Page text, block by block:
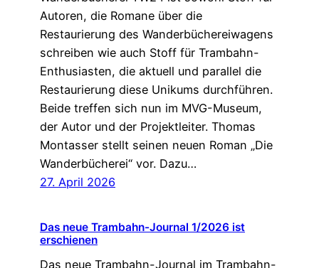
Autoren, die Romane über die
Restaurierung des Wanderbüchereiwagens
schreiben wie auch Stoff für Trambahn-
Enthusiasten, die aktuell und parallel die
Restaurierung diese Unikums durchführen.
Beide treffen sich nun im MVG-Museum,
der Autor und der Projektleiter. Thomas
Montasser stellt seinen neuen Roman „Die
Wanderbücherei“ vor. Dazu…
27. April 2026
Das neue Trambahn-Journal 1/2026 ist
erschienen
Das neue Trambahn-Journal im Trambahn-